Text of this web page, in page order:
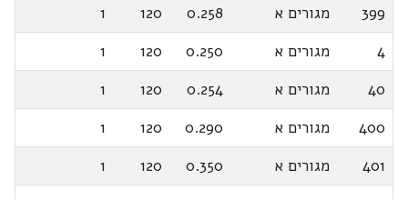
399
מגורים א 0.258
120
1
4
מגורים א 0.250
120
1
40
מגורים א 0.254
120
1
400
מגורים א 0.290
120
1
401
מגורים א 0.350
120
1